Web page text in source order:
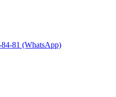
81 (WhatsApp)